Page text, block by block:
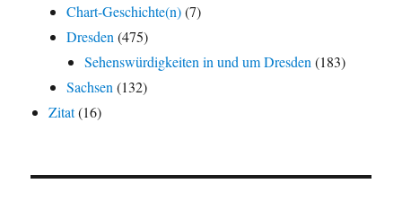
Chart-Geschichte(n)(7)
Dresden (475)
Sehenswürdigkeiten in und um Dresden (183)
Sachsen (132)
Zitat(16)